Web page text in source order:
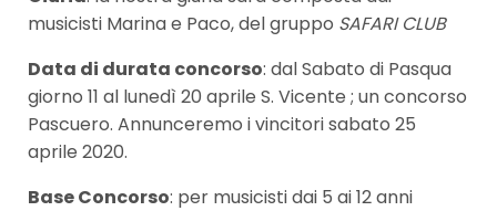
musicisti Marina e Paco, del gruppo SAFARI CLUB
Data di durata concorso: dal Sabato di Pasqua
giorno 11 al lunedì 20 aprile S. Vicente ; un concorso
Pascuero. Annunceremo i vincitori sabato 25
aprile 2020.
Base Concorso: per musicisti dai 5 ai 12 anni